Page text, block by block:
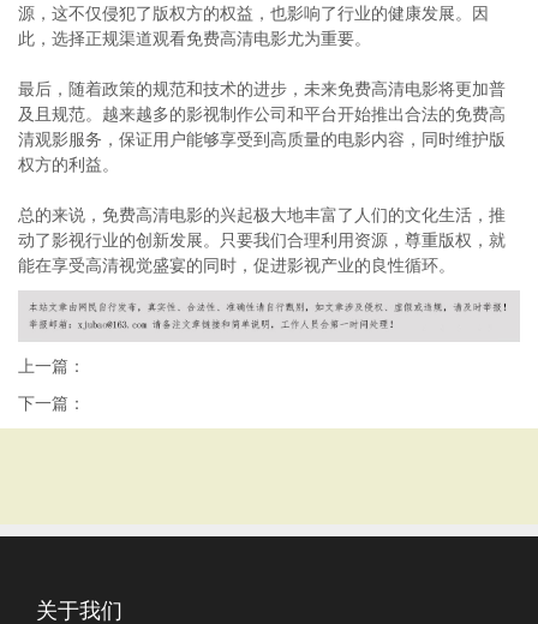
源，这不仅侵犯了版权方的权益，也影响了行业的健康发展。因
此，选择正规渠道观看免费高清电影尤为重要。
最后，随着政策的规范和技术的进步，未来免费高清电影将更加普
及且规范。越来越多的影视制作公司和平台开始推出合法的免费高
清观影服务，保证用户能够享受到高质量的电影内容，同时维护版
权方的利益。
总的来说，免费高清电影的兴起极大地丰富了人们的文化生活，推
动了影视行业的创新发展。只要我们合理利用资源，尊重版权，就
能在享受高清视觉盛宴的同时，促进影视产业的良性循环。
上一篇：
下一篇：
关于我们